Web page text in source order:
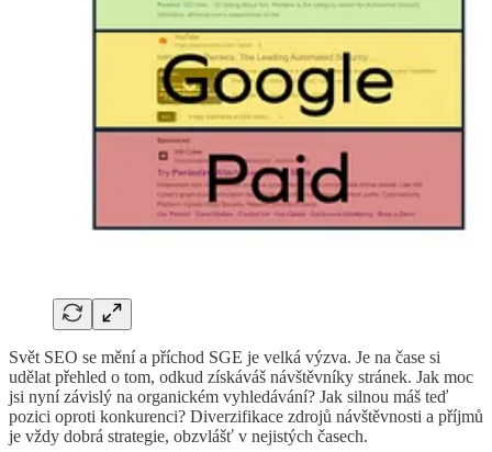
Svět SEO se mění a příchod SGE je velká výzva. Je na čase si
udělat přehled o tom, odkud získáváš návštěvníky stránek. Jak moc
jsi nyní závislý na organickém vyhledávání? Jak silnou máš teď
pozici oproti konkurenci? Diverzifikace zdrojů návštěvnosti a příjmů
je vždy dobrá strategie, obzvlášť v nejistých časech.